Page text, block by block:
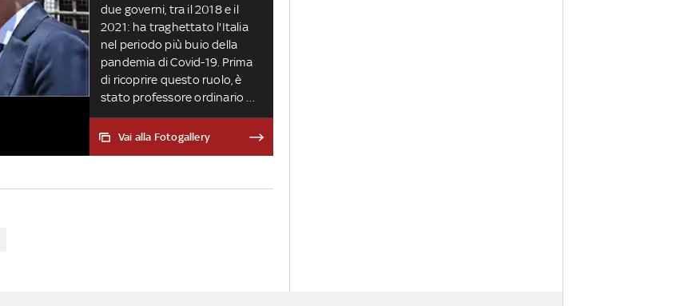
due governi, tra il 2018 e il
2021: ha traghettato l'Italia
nel periodo più buio della
pandemia di Covid-19. Prima
di ricoprire questo ruolo, è
stato professore ordinario di
Diritto privato e legale
civilista. Dal 2021 è anche
Vai alla Fotogallery